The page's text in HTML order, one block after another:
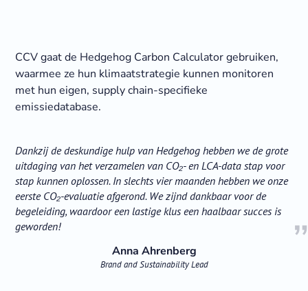
CCV gaat de Hedgehog Carbon Calculator gebruiken,
waarmee ze hun klimaatstrategie kunnen monitoren
met hun eigen, supply chain-specifieke
emissiedatabase.
Dankzij de deskundige hulp van Hedgehog hebben we de grote
uitdaging van het verzamelen van CO₂- en LCA-data stap voor
stap kunnen oplossen. In slechts vier maanden hebben we onze
eerste CO₂-evaluatie afgerond. We zijnd dankbaar voor de
begeleiding, waardoor een lastige klus een haalbaar succes is
geworden!
Anna Ahrenberg
Brand and Sustainability Lead